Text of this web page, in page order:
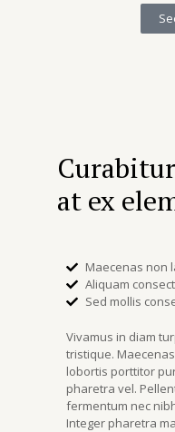
at ex
Maecenas non
Aliquam
Sed mollis
Vivamus in diam
tristique.
lobortis porttitor
pharetra vel.
fermentum nec
Integer pharetra